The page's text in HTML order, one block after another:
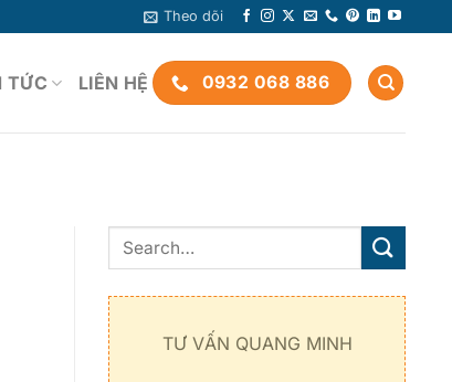
Theo dõi
TỨC LIÊN HỆ 0932 068 886
TƯ VẤN QUANG MINH